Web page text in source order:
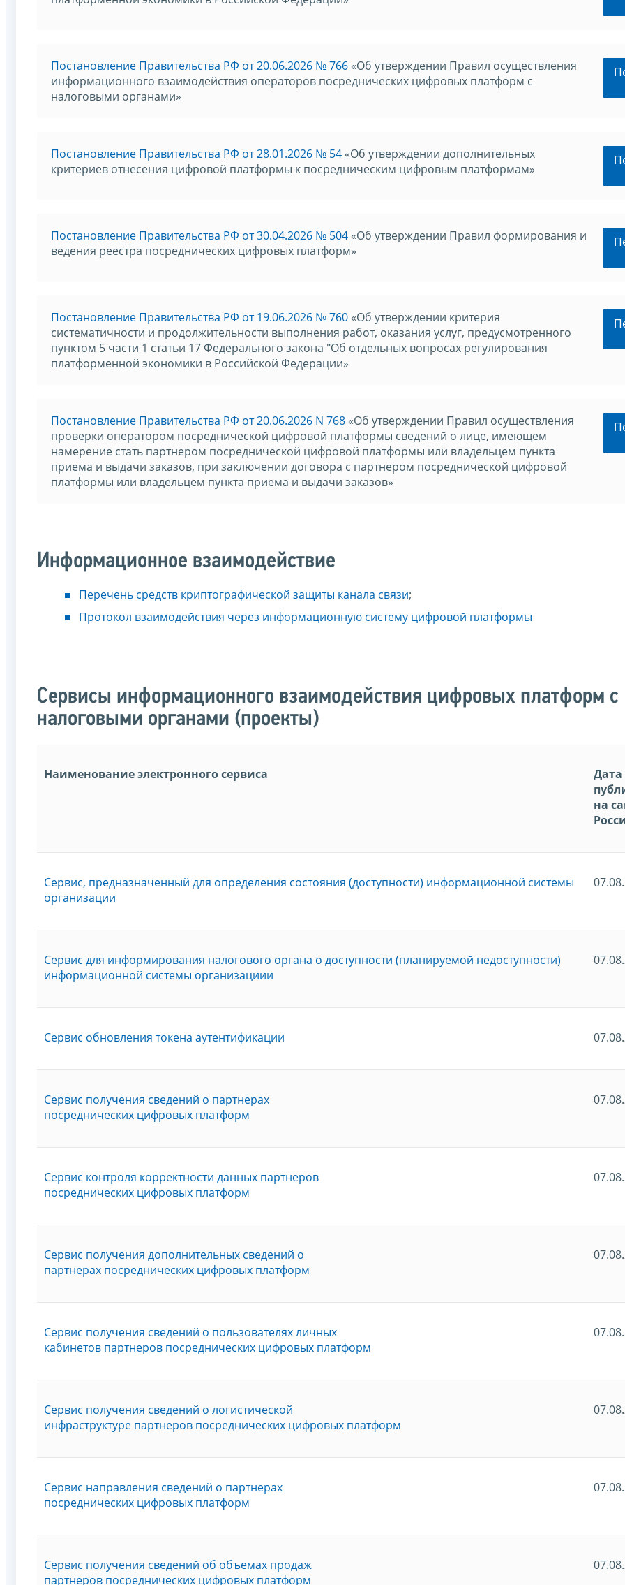
Постановление Правительства РФ от 20.06.2026 № 766 «Об утверждении Правил осуществления
информационного взаимодействия операторов посреднических цифровых платформ с
налоговыми органами»
Постановление Правительства РФ от 28.01.2026 № 54 «Об утверждении дополнительных
критериев отнесения цифровой платформы к посредническим цифровым платформам»
Постановление Правительства РФ от 30.04.2026 № 504 «Об утверждении Правил формирования и
ведения реестра посреднических цифровых платформ»
Постановление Правительства РФ от 19.06.2026 № 760 «Об утверждении критерия
систематичности и продолжительности выполнения работ, оказания услуг, предусмотренного
пунктом 5 части 1 статьи 17 Федерального закона "Об отдельных вопросах регулирования
платформенной экономики в Российской Федерации»
Постановление Правительства РФ от 20.06.2026 N 768 «Об утверждении Правил осуществления
проверки оператором посреднической цифровой платформы сведений о лице, имеющем
намерение стать партнером посреднической цифровой платформы или владельцем пункта
приема и выдачи заказов, при заключении договора с партнером посреднической цифровой
платформы или владельцем пункта приема и выдачи заказов»
Информационное взаимодействие
Перечень средств криптографической защиты канала связи;
Протокол взаимодействия через информационную систему цифровой платформы
Сервисы информационного взаимодействия цифровых платформ с
налоговыми органами (проекты)
Наименование электронного сервиса
Дата
на
Сервис, предназначенный для определения состояния (доступности) информационной системы
организации
Сервис для информирования налогового органа о доступности (планируемой недоступности)
информационной системы организациии
Сервис обновления токена аутентификации
Сервис получения сведений о партнерах
посреднических цифровых платформ
Сервис контроля корректности данных партнеров
посреднических цифровых платформ
Сервис получения дополнительных сведений о
партнерах посреднических цифровых платформ
Сервис получения сведений о пользователях личных
кабинетов партнеров посреднических цифровых платформ
Сервис получения сведений о логистической
инфраструктуре партнеров посреднических цифровых платформ
Сервис направления сведений о партнерах
посреднических цифровых платформ
Сервис получения сведений об объемах продаж
партнеров посреднических цифровых платформ